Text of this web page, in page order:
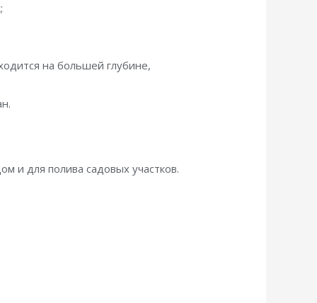
на большей глубине,
и для полива садовых участков.